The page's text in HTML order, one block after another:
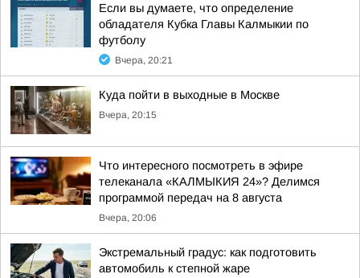
Если вы думаете, что определение
обладателя Кубка Главы Калмыкии по
футболу
Вчера, 20:21
Куда пойти в выходные в Москве
Вчера, 20:15
Что интересного посмотреть в эфире
телеканала «КАЛМЫКИЯ 24»? Делимся
программой передач на 8 августа
Вчера, 20:06
Экстремальный градус: как подготовить
автомобиль к степной жаре